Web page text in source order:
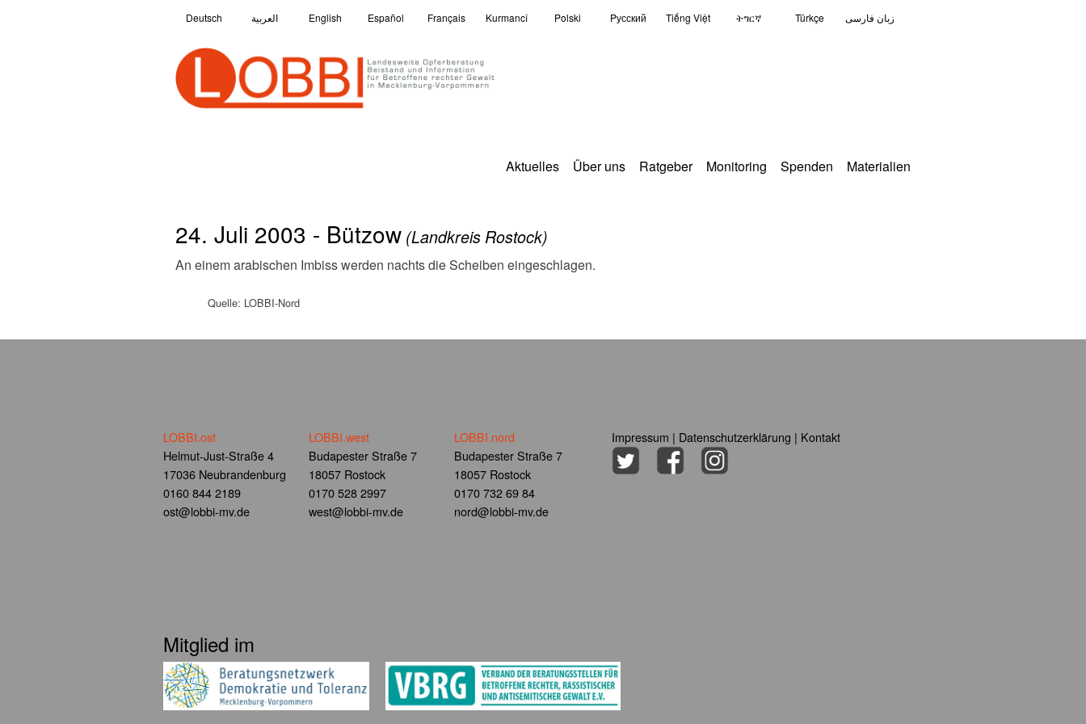
Deutsch العربية English Español Français Kurmancî Polski Pусский Tiếng Việt ትግርኛ Türkçe زبان فارسی
Aktuelles Über uns Ratgeber Monitoring Spenden Materialien
24. Juli 2003 - Bützow(Landkreis Rostock)
An einem arabischen Imbiss werden nachts die Scheiben eingeschlagen.
Quelle: LOBBI-Nord
LOBBI.ost
Helmut-Just-Straße 4
17036 Neubrandenburg
0160 844 2189
ost@lobbi-mv.de
LOBBI.west
Budapester Straße 7
18057 Rostock
0170 528 2997
west@lobbi-mv.de
LOBBI.nord
Budapester Straße 7
18057 Rostock
0170 732 69 84
nord@lobbi-mv.de
Impressum | Datenschutzerklärung | Kontakt
Mitglied im